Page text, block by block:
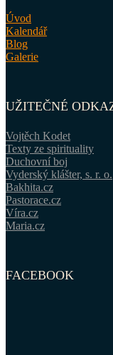
Úvod
Kalendář
Blog
Galerie
UŽITEČNÉ
Vojtěch Kodet
Texty ze spirituality
Duchovní boj
Vyderský klášter, s. r. o.
Bakhita.cz
Pastorace.cz
Víra.cz
Maria.cz
FACEBOOK